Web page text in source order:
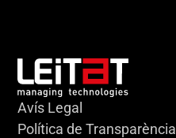
Avís Legal
Política de Transparència